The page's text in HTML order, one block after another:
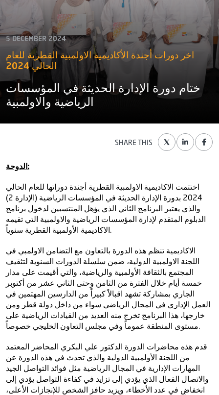
5 DECEMBER 2024
اخر دورات أجندة الأكاديمية الاولمبية القطرية للعام
الحالي 2024
ختام دورة الإدارة الحديثة في المؤسسات
الرياضية والاولمبية
SHARE THIS
الدوحة:
اختتمت الاكاديمية الاولمبية القطرية أجندة دوراتها للعام الحالي
2024 ب
دورة الإدارة الحديثة في المؤسسات الرياضية (الإدارة 2)
والذي يعتبر البرنامج الثاني الذي يؤهل المنتسبين لدخول برنامج
الدبلوم المتقدم لإدارة المؤسسات الرياضية والاولمبية التي تقيمه
الاكاديمية الأولمبية القطرية سنوياً.
الاكاديمية تنظم هذه الدورة بالتعاون مع التضامن الاولمبي في
اللجنة الاولمبية الدولية، ضمن سلسلة الدورات السنوية لتثقيف
المجتمع بالثقافة الأولمبية والرياضية، والتي أقيمت على مدار
خمسة أيام خلال الفترة من الثامن وحتى الثاني عشر من أكتوبر
الجاري بمشاركة تشهد اقبالاً كبيراً من الدارسين المهتمين في
العمل الإداري في المجال الرياضي سواء من داخل دولة قطر ومن
خارجها، هذا البرنامج تخرج منه العديد من القيادات الرياضية على
مستوى المنطقة عموماً وفي مجلس التعاون الخليجي خصوصاً.
قدم هذه محاضرات الدورة الدكتور علي البكري المحاضر المعتمد
من اللجنة الأولمبية الدولية والذي تحدث في هذه الدورة عن
المهارات الإدارية في المجال الرياضية مثل فوائد التواصل الجيد
والاتصال الفعال الذي يؤدي إلى تزايد في كفاءة التواصل يؤدي إلى
انخفاض في عدد الأخطاء، ويزيد حافز الشخص للإنجازات الأعلى،